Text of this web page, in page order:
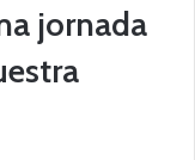
jornada